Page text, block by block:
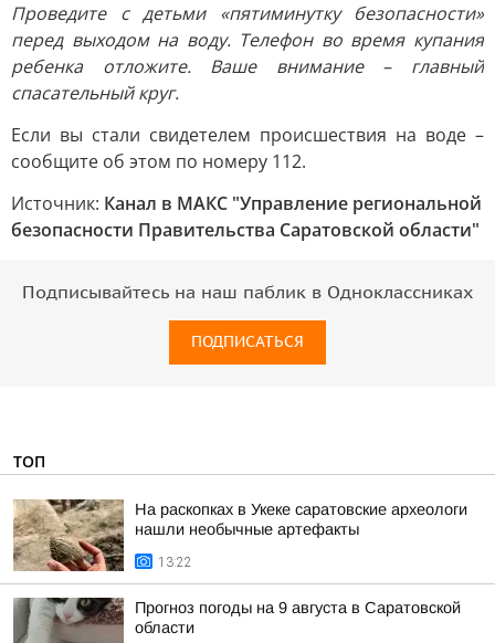
Проведите с детьми «пятиминутку безопасности»
перед выходом на воду. Телефон во время купания
ребенка отложите. Ваше внимание – главный
спасательный круг.
Если вы стали свидетелем происшествия на воде –
сообщите об этом по номеру 112.
Источник: Канал в МАКС "Управление региональной
безопасности Правительства Саратовской области"
Подписывайтесь на наш паблик в Одноклассниках
ПОДПИСАТЬСЯ
ТОП
На раскопках в Укеке саратовские археологи
нашли необычные артефакты
13:22
Прогноз погоды на 9 августа в Саратовской
области